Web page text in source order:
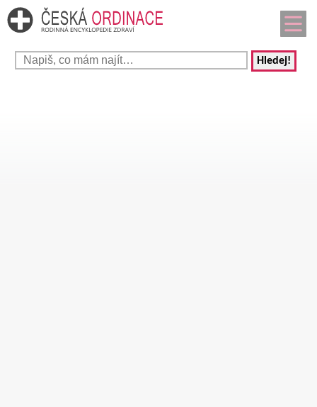
Hledej!